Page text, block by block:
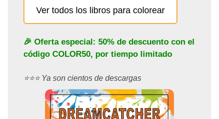
Ver todos los libros para colorear
🎉 Oferta especial: 50% de descuento con el
código COLOR50, por tiempo limitado
⭐️⭐️⭐️ Ya son cientos de descargas